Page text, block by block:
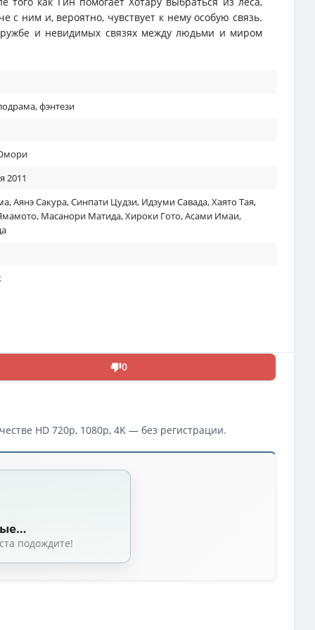
с ним и, вероятно, чувствует к нему особую связь.
и невидимых связях между людьми и миром
,фэнтези
2011
,Аянэ Сакура,Синпати Цудзи, Идзуми Савада,Хаято Тая,
, Масанори Матида,Хироки Гото,Асами Имаи,
0
HD 720p, 1080p, 4K — без регистрации.
| D | ТО Дубляжная
[2011, MV] BDrip 1080p raw
подождите!